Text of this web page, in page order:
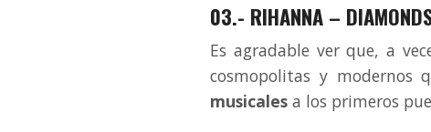
03.- RIHANNA –
Es agradable ver que, a
cosmopolitas y modernos
musicales a los primeros